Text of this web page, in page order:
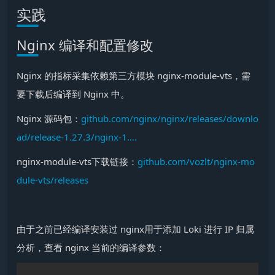
实践
Nginx 编译和配置修改
Nginx 的指标采集依赖第三方模块 nginx-module-vts，需
要下载后编译到 Nginx 中。
Nginx 源码包： github.com/nginx/nginx/releases/downlo
ad/release-1.27.3/nginx-1….
nginx-module-vts下载链接： github.com/vozlt/nginx-mo
dule-vts/releases
由于之前已经编译安装过 nginx用于添加 Loki 进行 IP 归属
分析，查看 nginx 当前的编译参数：